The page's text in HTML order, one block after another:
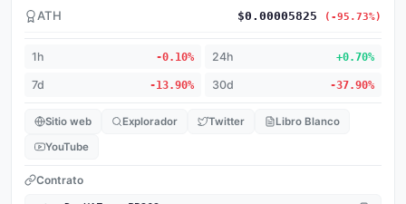
ATH $0.00005825 (-95.73%)
1h -0.10% 24h +0.70%
7d -13.90% 30d -37.90%
Sitio web Explorador Twitter
Libro Blanco
YouTube
Contrato